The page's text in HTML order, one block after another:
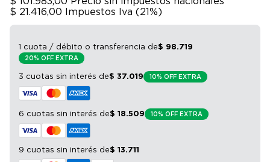
$ 21.416,00
Impuestos Iva (21%)
1 cuota / débito o transferencia de$ 98.719
20% OFF EXTRA
3 cuotas sin interés de$ 37.019 10% OFF EXTRA
6 cuotas sin interés de$ 18.509 10% OFF EXTRA
9 cuotas sin interés de$ 13.711